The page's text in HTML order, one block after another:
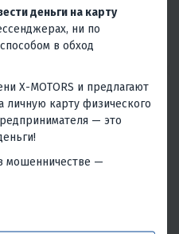
622 42 Полный 4WD
Водяное
15 лет и старше
Россия
деньги на карту
ни по
в обход
X-MOTORS и предлагают
личную карту физического
— это
мошенничестве —